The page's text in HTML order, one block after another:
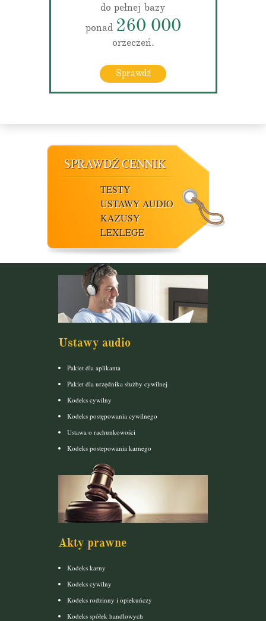
do pełnej bazy
ponad 260 000
orzeczeń.
Sprawdź
SPRAWDŹ CENNIK
TESTY
USTAWY AUDIO
KAZUSY
LEXLEGE
Ustawy audio
Pakiet dla aplikanta
Pakiet dla urzędnika służby cywilnej
Kodeks cywilny
Kodeks postępowania cywilnego
Ustawa o rachunkowości
Kodeks postepowania karnego
Akty prawne
Kodeks karny
Kodeks cywilny
Kodeks rodzinny i opiekuńczy
Kodeks spółek handlowych